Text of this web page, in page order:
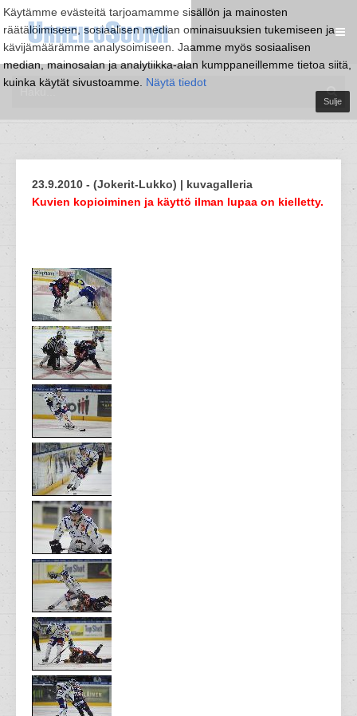
Käytämme evästeitä tarjoamamme sisällön ja mainosten
räätälöimiseen, sosiaalisen median ominaisuuksien tukemiseen ja
kävijämäärämme analysoimiseen. Jaamme myös sosiaalisen
median, mainosalan ja analytiikka-alan kumppaneillemme tietoa siitä,
kuinka käytät sivustoamme. Näytä tiedot
Sulje
23.9.2010 - (Jokerit-Lukko) | kuvagalleria
Kuvien kopioiminen ja käyttö ilman lupaa on kielletty.